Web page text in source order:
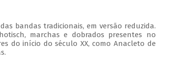
bandas tradicionais, em versão reduzida.
marchas e dobrados presentes no
do início do século XX, como Anacleto de